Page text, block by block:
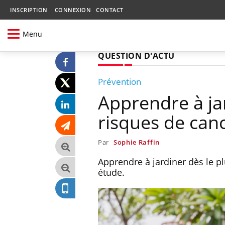
INSCRIPTION CONNEXION CONTACT
Menu
QUESTION D'ACTU
Prévention
Apprendre à
risques de
Par Sophie Raffin
Apprendre à jardiner dès le
étude.